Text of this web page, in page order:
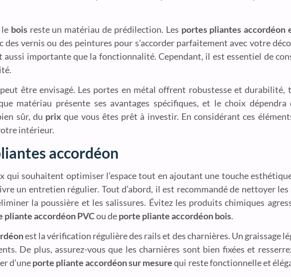
boisreste un matériau de prédilection. Les portes pliantes accordéon
vernis ou des peintures pour s’accorder parfaitement avec votre
aussi importante que la fonctionnalité. Cependant, il est essentiel de
peut être envisagé. Les portes en métal offrent robustesse et durabilité,
matériau présente ses avantages spécifiques, et le choix dépendra
sûr, du prix que vous êtes prêt à investir. En considérant ces
intérieur.
accordéon
qui souhaitent optimiser l’espace tout en ajoutant une touche
un entretien régulier. Tout d’abord, il est recommandé de nettoyer les
la poussière et les salissures. Évitez les produits chimiques
pliante accordéon PVCou deporte pliante accordéon bois.
est la vérification régulière des rails et des charnières. Un graissage
De plus, assurez-vous que les charnières sont bien fixées et
d’uneporte pliante accordéon sur mesurequi reste fonctionnelle et